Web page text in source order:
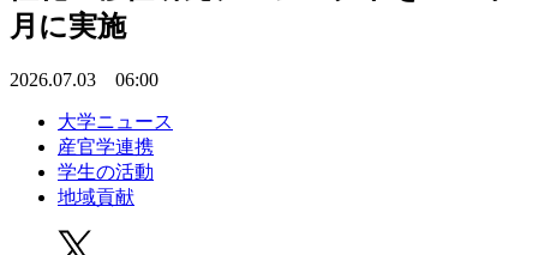
月に実施
2026.07.03 06:00
大学ニュース
産官学連携
学生の活動
地域貢献